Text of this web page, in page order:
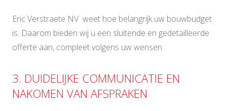
Eric Verstraete NV weet hoe belangrijk uw bouwbudget
is. Daarom bieden wij u een sluitende en gedetailleerde
offerte aan, compleet volgens uw wensen.
3. DUIDELIJKE COMMUNICATIE EN
NAKOMEN VAN AFSPRAKEN